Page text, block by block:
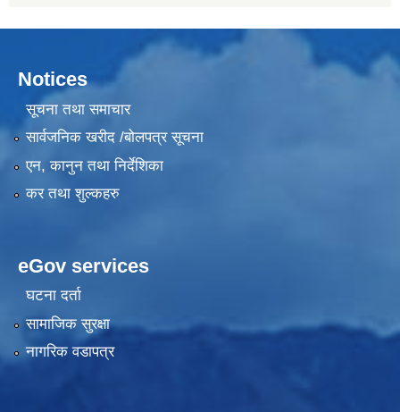
Notices
सूचना तथा समाचार
सार्वजनिक खरीद /बोलपत्र सूचना
एन, कानुन तथा निर्देशिका
कर तथा शुल्कहरु
eGov services
घटना दर्ता
सामाजिक सुरक्षा
नागरिक वडापत्र